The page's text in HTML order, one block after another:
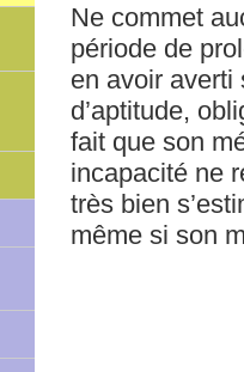
Ne commet
période de
en avoir averti
d’aptitude,
fait que son
incapacité ne
très bien
même si son